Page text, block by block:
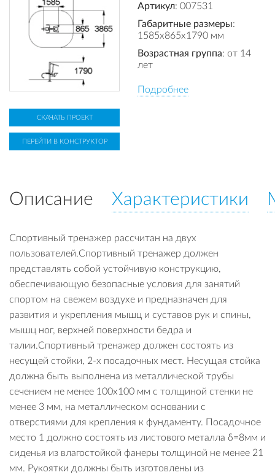
Артикул: 007531
Габаритные размеры:
1585x865x1790 мм
Возрастная группа: от 14
лет
Подробнее
СКАЧАТЬ ПРОЕКТ
ПЕРЕЙТИ В КОНСТРУКТОР
Описание Характеристики
Спортивный тренажер рассчитан на двух
пользователей.Спортивный тренажер должен
представлять собой устойчивую конструкцию,
обеспечивающую безопасные условия для занятий
спортом на свежем воздухе и предназначен для
развития и укрепления мышц и суставов рук и спины,
мышц ног, верхней поверхности бедра и
талии.Спортивный тренажер должен состоять из
несущей стойки, 2-х посадочных мест. Несущая стойка
должна быть выполнена из металлической трубы
сечением не менее 100х100 мм с толщиной стенки не
менее 3 мм, на металлическом основании с
отверстиями для крепления к фундаменту. Посадочное
место 1 должно состоять из листового металла δ=8мм и
сиденья из влагостойкой фанеры толщиной не менее 21
мм. Рукоятки должны быть изготовлены из